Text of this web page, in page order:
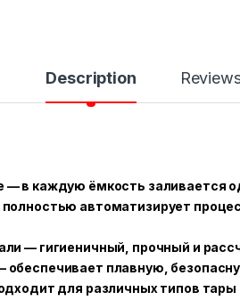
Description
— в каждую ёмкость заливается
автоматизирует
— гигиеничный, прочный и
плавную,
для различных типов